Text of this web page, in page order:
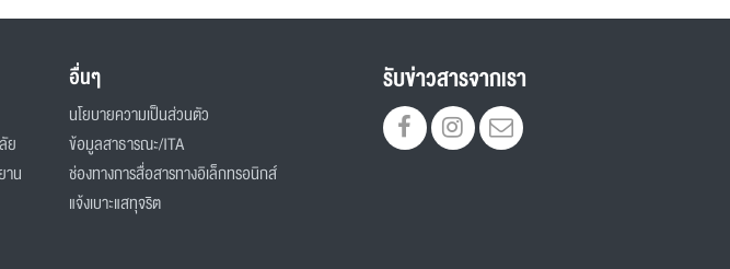
ย
าน
อื่นๆ
นโยบายความเป็นส่วนตัว
ข้อมูลสาธารณะ/ITA
ช่องทางการสื่อสารทางอิเล็กทรอนิกส์
แจ้งเบาะแสทุจริต
รับข่าวสารจากเรา